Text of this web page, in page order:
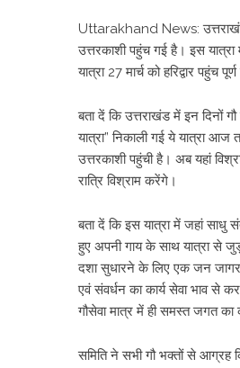
Uttarakhand News: उत्तराखंड
उत्तरकाशी पहुंच गई है। इस
यात्रा 27 मार्च को हरिद्वार पहुंच पूर्ण
बता दें कि उत्तराखंड में इन दिनों
यात्रा” निकाली गई ये यात्रा
उत्तरकाशी पहुंची है। अब यहां
रात्रि विश्राम करेंगे।
बता दें कि इस यात्रा में जहां साधु
हुए अपनी गाय के साथ यात्रा से
दशा सुधारने के लिए एक जन
एवं संवर्धन का कार्य सेवा भाव से
गौसेवा मात्र में ही समस्त जगत का
समिति ने सभी गौ भक्तों से आग्रह